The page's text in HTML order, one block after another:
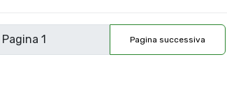
Pagina successiva